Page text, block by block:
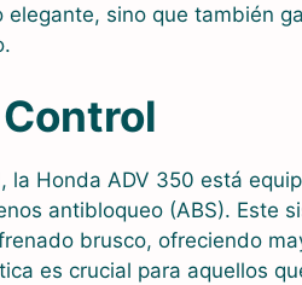
elegante, sino que también
la Honda ADV 350 está
antibloqueo (ABS). Este
brusco, ofreciendo
es crucial para aquellos